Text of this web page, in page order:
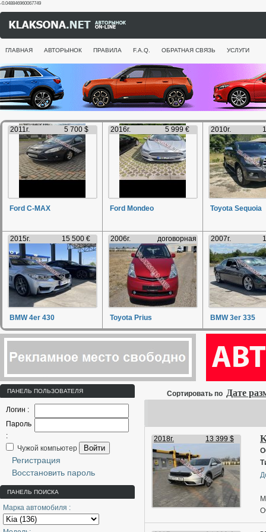
-0.048846960067749
ГЛАВНАЯ АВТОРЫНОК ПРАВИЛА F.A.Q. ОБРАТНАЯ СВЯЗЬ УСЛУГИ
2011г. 5 700 $
Ford C-MAX
2016г. 5 999 €
Ford Mondeo
2010г.
Toyota Sequoia
2015г. 15 500 €
BMW 4er 430
2006г. договорная
Toyota Prius
2007г.
BMW 3er 335
ПАНЕЛЬ ПОЛЬЗОВАТЕЛЯ
Логин :
Пароль
:
Чужой компьютер
Войти
Регистрация
Восстановить пароль
ПАНЕЛЬ ПОИСКА
Марка автомобиля :
Сортировать по Дате
2018г. 13 399 $